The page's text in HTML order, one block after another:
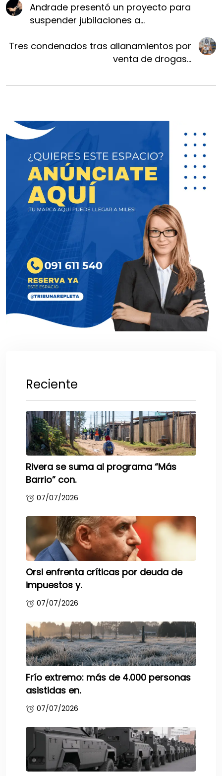
Andrade presentó un proyecto para
suspender jubilaciones a...
Tres condenados tras allanamientos por
venta de drogas...
Reciente
Rivera se suma al programa “Más
Barrio” con.
07/07/2026
Orsi enfrenta críticas por deuda de
impuestos y.
07/07/2026
Frío extremo: más de 4.000 personas
asistidas en.
07/07/2026